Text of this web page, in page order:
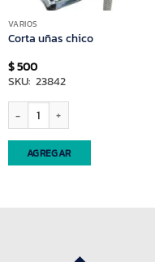
VARIOS
Corta uñas chico
$500
SKU: 23842
Corta uñas chico cantidad
AGREGAR